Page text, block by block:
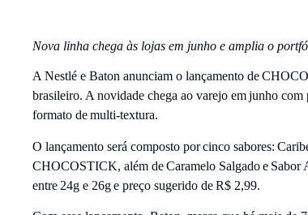
Nova linha chega às lojas em junho e amplia o
A Nestlé e Baton anunciam o lançamento de
brasileiro. A novidade chega ao varejo em junho com
formato de multi-textura.
O lançamento será composto por cinco sabores:
CHOCOSTICK, além de Caramelo Salgado e
entre 24g e 26g e preço sugerido de R$ 2,99.